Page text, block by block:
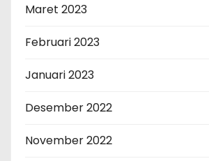
Maret 2023
Februari 2023
Januari 2023
Desember 2022
November 2022